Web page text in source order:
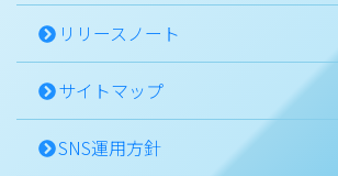
リリースノート
サイトマップ
SNS運用方針